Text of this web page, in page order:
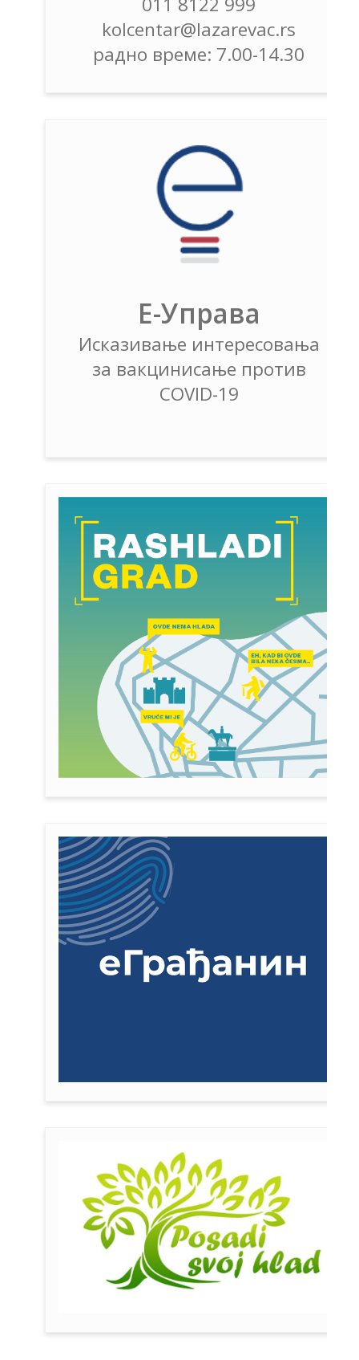
kolcentar@lazarevac.rs
радно време: 7.00-14.30
Е-Управа
Исказивање интересовања
за вакцинисање против
COVID-19